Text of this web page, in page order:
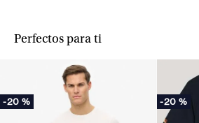
Perfectos para ti
-20 % -20 %